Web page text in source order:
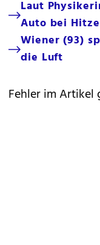
Laut
Auto bei
Wiener (93)
die Luft
Fehler im Artikel